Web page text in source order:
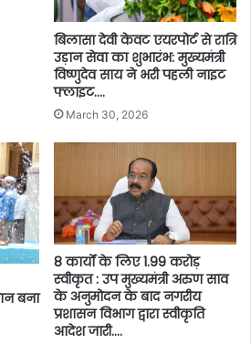
बिलासा देवी केवट एयरपोर्ट से रात्रि
उड़ान सेवा का शुभारंभ: मुख्यमंत्री
विष्णुदेव साय ने भरी पहली नाइट
फ्लाइट….
March 30, 2026
बना
8 कार्यों के लिए 1.99 करोड़
स्वीकृत : उप मुख्यमंत्री अरुण साव
के अनुमोदन के बाद नगरीय
प्रशासन विभाग द्वारा स्वीकृति
आदेश जारी….